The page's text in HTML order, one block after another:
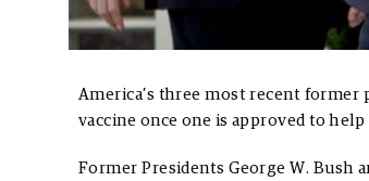
America’s three most recent former
vaccine once one is approved to
Former Presidents George W.